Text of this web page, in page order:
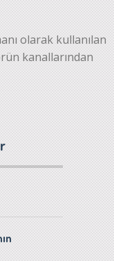
olarak kullanılan
kanallarından